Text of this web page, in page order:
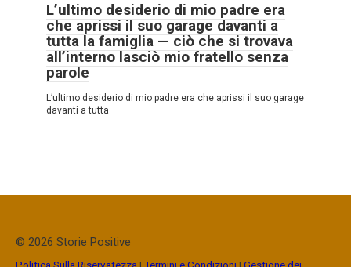
L’ultimo desiderio di mio padre era
che aprissi il suo garage davanti a
tutta la famiglia — ciò che si trovava
all’interno lasciò mio fratello senza
parole
L’ultimo desiderio di mio padre era che aprissi il suo garage
davanti a tutta
© 2026 Storie Positive